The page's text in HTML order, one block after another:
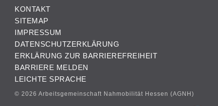
KONTAKT
SITEMAP
IMPRESSUM
DATENSCHUTZERKLÄRUNG
ERKLÄRUNG ZUR BARRIEREFREIHEIT
BARRIERE MELDEN
LEICHTE SPRACHE
© 2026 Arbeitsgemeinschaft Nahmobilität Hessen (AGNH)